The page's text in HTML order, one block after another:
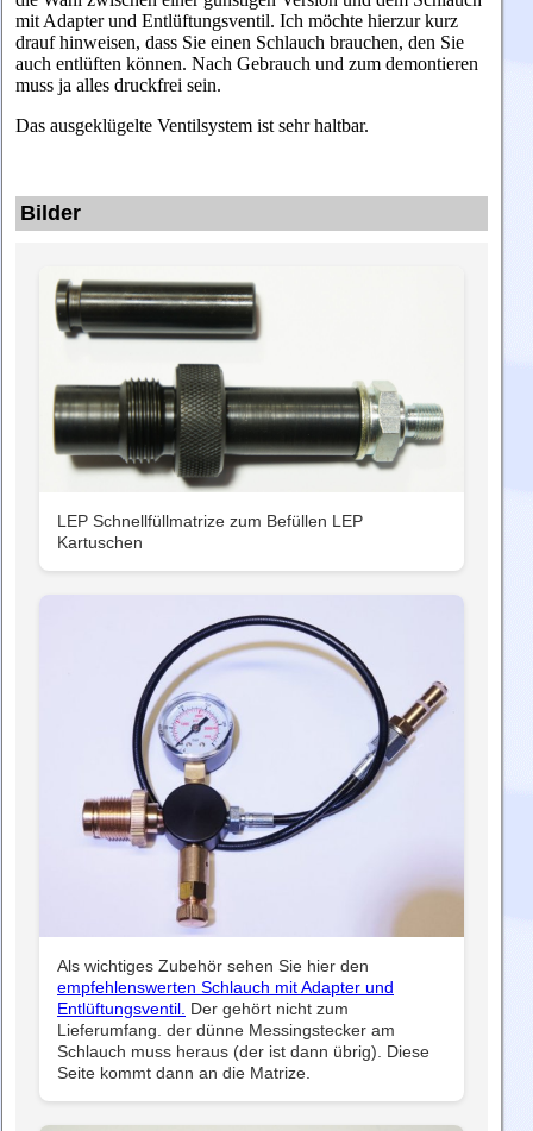
mit Adapter und Entlüftungsventil. Ich möchte hierzur kurz
drauf hinweisen, dass Sie einen Schlauch brauchen, den Sie
auch entlüften können. Nach Gebrauch und zum demontieren
muss ja alles druckfrei sein.
Das ausgeklügelte Ventilsystem ist sehr haltbar.
Bilder
LEP Schnellfüllmatrize zum Befüllen LEP
Kartuschen
Als wichtiges Zubehör sehen Sie hier den
empfehlenswerten Schlauch mit Adapter und
Entlüftungsventil. Der gehört nicht zum
Lieferumfang. der dünne Messingstecker am
Schlauch muss heraus (der ist dann übrig). Diese
Seite kommt dann an die Matrize.